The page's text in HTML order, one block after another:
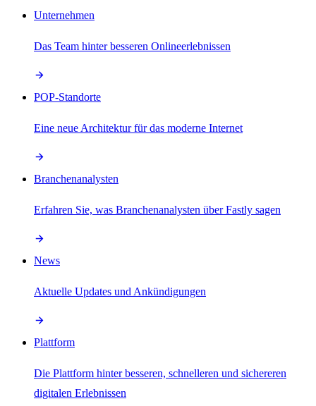
Unternehmen
Das Team hinter besseren Onlineerlebnissen
POP-Standorte
Eine neue Architektur für das moderne Internet
Branchenanalysten
Erfahren Sie, was Branchenanalysten über Fastly sagen
News
Aktuelle Updates und Ankündigungen
Plattform
Die Plattform hinter besseren, schnelleren und sichereren
digitalen Erlebnissen